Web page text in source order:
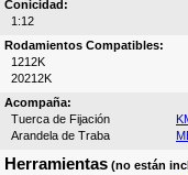
Conicidad:
1:12
Rodamientos Compatibles:
1212K
20212K
Acompaña:
Tuerca de Fijación
Arandela de Traba
Herramientas (no están